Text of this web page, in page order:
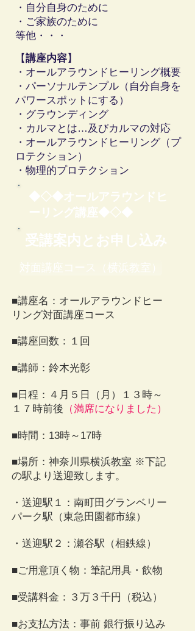
・自分自身のために
・ご家族のために
等他・・・
【講座内容】
・オールアラウンドヒーリング概要
・パーソナルテンプル（自分自身を
パワースポットにする）
・グラウンディング
・カルマとは…及びカルマの対応
・オールアラウンドヒーリング（プ
ロテクション）
・物理的プロテクション
◆◇◆オールアラウンドヒ
ーリング​講座◆◇◆
​受講案内とお申し込み
対面講座コース（横浜教室）
■講座名：オールアラウンドヒー
リング対面講座コース
■講座回数：１回
​■講師：鈴木光彰
■日程：４月５日（月）１３時～
１７時前後​ （満席になりました）
■時間：13時～17時
■場所：神奈川県横浜教室 ※下記
の駅より送迎致します。
・送迎駅１：南町田グランベリー
パーク駅（東急田園都市線）
・送迎駅２：瀬谷駅（相鉄線）
■ご用意頂く物：筆記用具・飲物
​■受講料金：３万３千円（税込）
​■お支払方法：事前 銀行振り込み